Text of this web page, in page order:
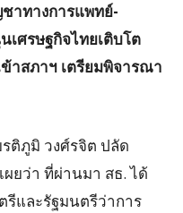
ชาทางการแพทย์-
ศรษฐกิจไทยเติบโต
าสภาฯ เตรียมพิจารณา
ติภูมิ วงศ์รจิต ปลัด
ผยว่า ที่ผ่านมา สธ. ได้
รีและรัฐมนตรีว่าการ